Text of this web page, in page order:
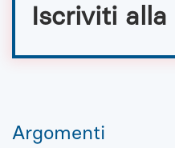
Iscriviti
Argomenti